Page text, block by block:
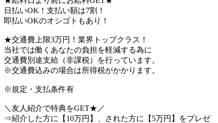
日払いOK！支払い額は7割！
即払いOKのオシゴトもあり！
★交通費上限3万円！業界トップクラス！
当社では働くあなたの負担を軽減する為に
交通費別途支給（非課税）を行っています。
※交通費込みの場合は所得税がかかります。
※規定・支払条件有
＼友人紹介で特典をGET★／
⇒紹介した方に【10万円】、された方に【5万円】をプレゼ